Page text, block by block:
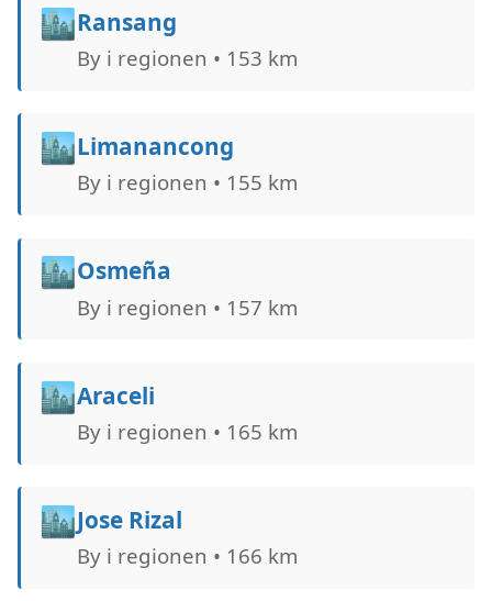
🏙️Ransang
By i regionen • 153 km
🏙️Limanancong
By i regionen • 155 km
🏙️Osmeña
By i regionen • 157 km
🏙️Araceli
By i regionen • 165 km
🏙️Jose Rizal
By i regionen • 166 km